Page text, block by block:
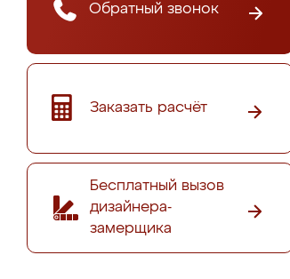
Обратный звонок
Заказать расчёт
Бесплатный вызов
дизайнера-
замерщика